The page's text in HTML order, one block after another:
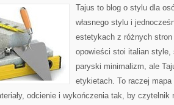
Tajus to blog o stylu dla
własnego stylu i
estetykach z różnych
opowieści stoi italian
paryski minimalizm, ale
etykietach. To raczej
odcienie i wykończenia tak, by czytelnik